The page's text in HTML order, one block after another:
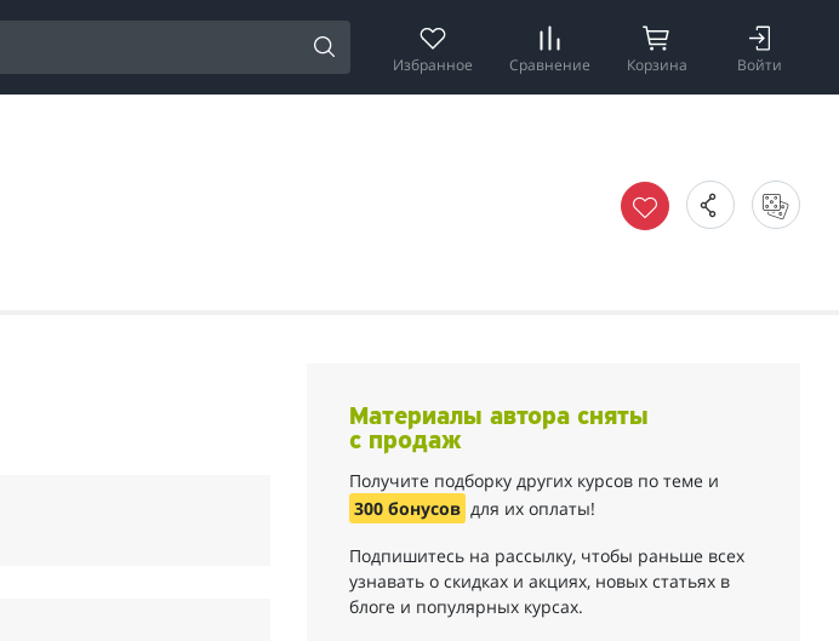
Избранное Сравнение Корзина Войти
Материалы автора сняты
с продаж
Получите подборку других курсов по теме и
300 бонусов для их оплаты!
Подпишитесь на рассылку, чтобы раньше всех
узнавать о скидках и акциях, новых статьях в
блоге и популярных курсах.